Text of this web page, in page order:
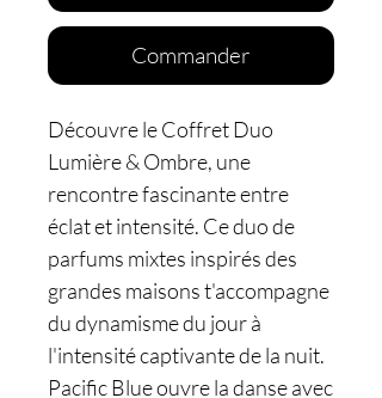
Commander
Découvre le Coffret Duo
Lumière & Ombre, une
rencontre fascinante entre
éclat et intensité. Ce duo de
parfums mixtes inspirés des
grandes maisons t'accompagne
du dynamisme du jour à
l'intensité captivante de la nuit.
Pacific Blue ouvre la danse avec